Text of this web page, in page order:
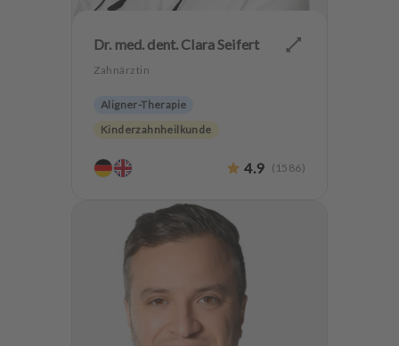
Dr. med. dent. Clara Seifert
Zahnärztin
Aligner-Therapie
Kinderzahnheilkunde
Ästhetische Zahnheilkunde
Hochwertiger Zahnersatz
Implantologie
Zahnerhaltung
Angstpatienten
4.9 ( 1586)